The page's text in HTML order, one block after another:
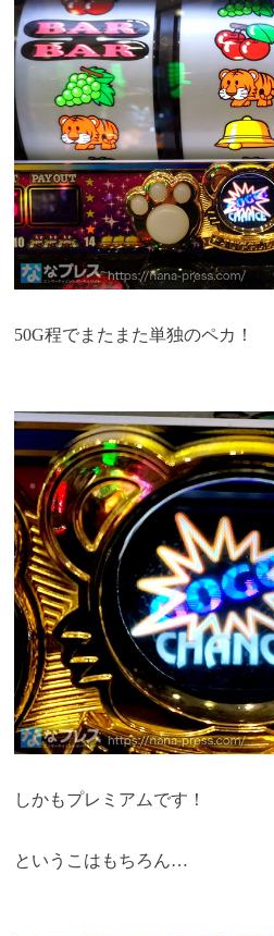
50G程でまたまた単独のペカ！
しかもプレミアムです！
というこはもちろん…